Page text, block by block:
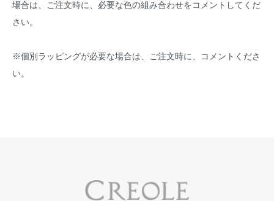
場合は、ご注文時に、必要な色の組み合わせをコメントしてくだ
さい。
※個別ラッピングが必要な場合は、ご注文時に、コメントくださ
い。